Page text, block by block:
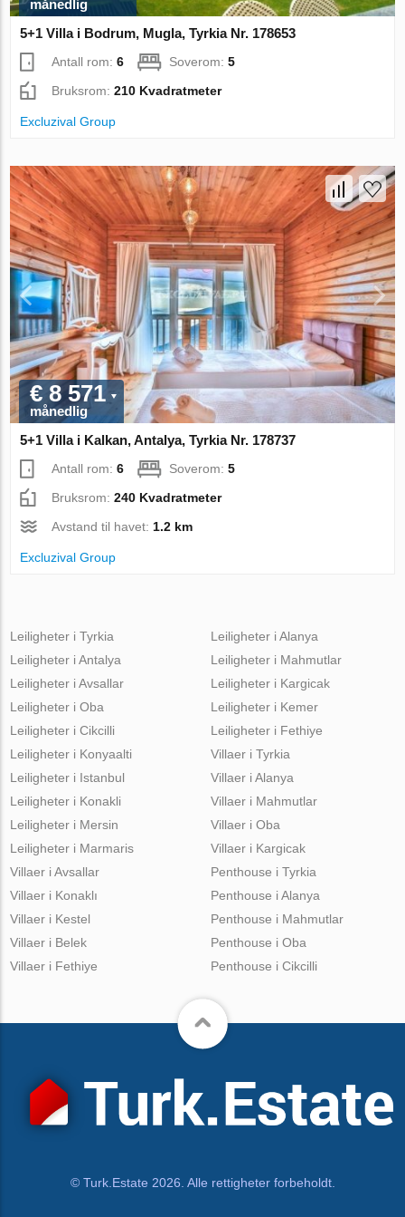
månedlig
5+1 Villa i Bodrum, Mugla, Tyrkia Nr. 178653
Antall rom:6 Soverom:5
Bruksrom:210 Kvadratmeter
Excluzival Group
€ 8 571
månedlig
5+1 Villa i Kalkan, Antalya, Tyrkia Nr. 178737
Antall rom:6 Soverom:5
Bruksrom:240 Kvadratmeter
Avstand til havet: 1.2 km
Excluzival Group
Leiligheter i Tyrkia
Leiligheter i Antalya
Leiligheter i Avsallar
Leiligheter i Oba
Leiligheter i Cikcilli
Leiligheter i Alanya
Leiligheter i Mahmutlar
Leiligheter i Kargicak
Leiligheter i Kemer
Leiligheter i Fethiye
Leiligheter i Konyaalti
Leiligheter i Istanbul
Leiligheter i Konakli
Leiligheter i Mersin
Leiligheter i Marmaris
Villaer i Tyrkia
Villaer i Alanya
Villaer i Mahmutlar
Villaer i Oba
Villaer i Kargicak
Villaer i Avsallar
Villaer i Konaklı
Villaer i Kestel
Villaer i Belek
Villaer i Fethiye
Penthouse i Tyrkia
Penthouse i Alanya
Penthouse i Mahmutlar
Penthouse i Oba
Penthouse i Cikcilli
© Turk.Estate 2026. Alle rettigheter forbeholdt.